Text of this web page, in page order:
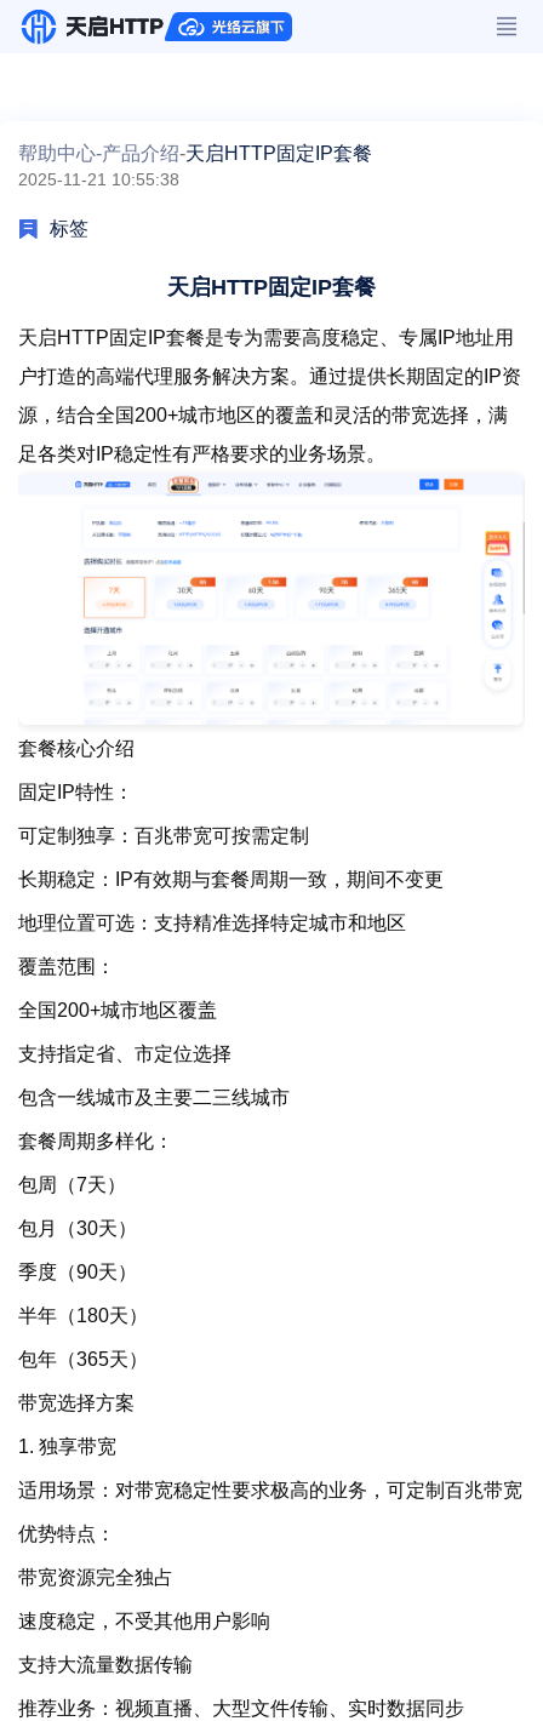
帮助中心-产品介绍-天启HTTP固定IP套餐
2025-11-21 10:55:38
标签
天启HTTP固定IP套餐
天启HTTP固定IP套餐是专为需要高度稳定、专属IP地址用
户打造的高端代理服务解决方案。通过提供长期固定的IP资
源，结合全国200+城市地区的覆盖和灵活的带宽选择，满
足各类对IP稳定性有严格要求的业务场景。
套餐核心介绍
固定IP特性：
可 定制 独享： 百兆带宽可 按需定制
长期稳定：IP有效期与套餐周期一致，期间不变更
地理位置可选：支持精准选择特定城市和地区
覆盖范围：
全国200+城市地区覆盖
支持指定省、市定位选择
包含一线城市及主要二三线城市
套餐周期多样化：
包周（7天）
包月（30天）
季度（90天）
半年（180天）
包年（365天）
带宽选择方案
1. 独享带宽
适用场景：对带宽稳定性要求极高的业务 ， 可 定制 百兆带宽
优势特点：
带宽资源完全独占
速度稳定，不受其他用户影响
支持大流量数据传输
推荐业务：视频直播、大型文件传输、实时数据同步